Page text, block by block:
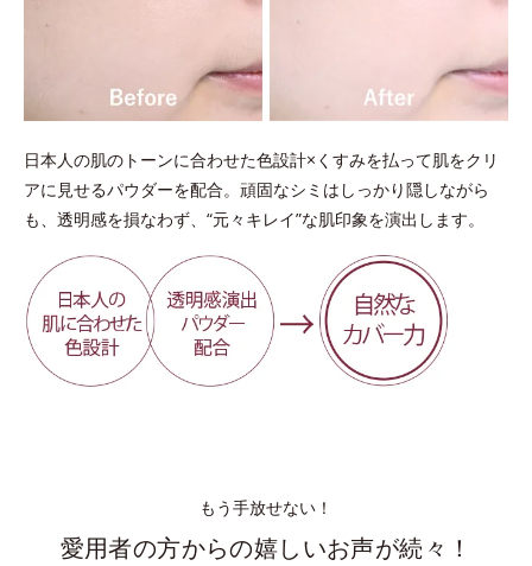
日本人の肌のトーンに合わせた色設計×くすみを払って肌をクリ
アに見せるパウダーを配合。頑固なシミはしっかり隠しながら
も、透明感を損なわず、“元々キレイ”な肌印象を演出します。
もう手放せない！
愛用者の方からの嬉しいお声が続々！